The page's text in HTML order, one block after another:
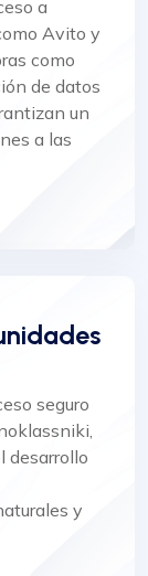
a
Avito y
como
de datos
un
a las
seguro
desarrollo
y